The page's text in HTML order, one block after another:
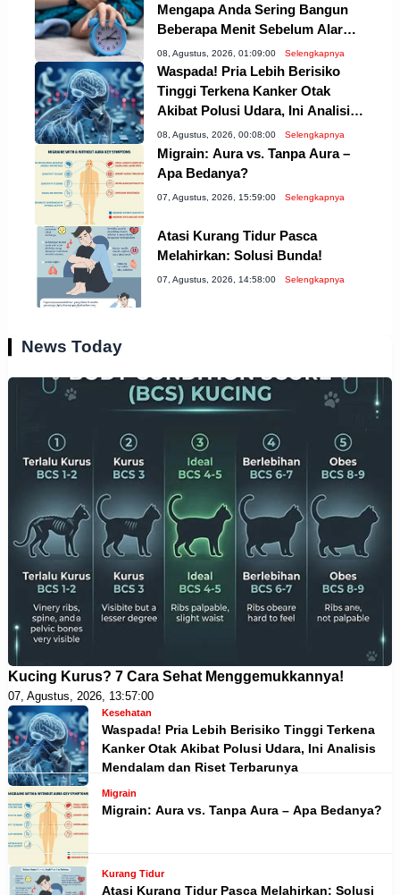
Mengapa Anda Sering Bangun
Beberapa Menit Sebelum Alarm
Bunyi? Ada Penjelasan
Ilmiahnya
08, Agustus, 2026, 01:09:00 Selengkapnya
Waspada! Pria Lebih Berisiko
Tinggi Terkena Kanker Otak
Akibat Polusi Udara, Ini Analisis
Mendalam dan Riset Terbarunya
08, Agustus, 2026, 00:08:00 Selengkapnya
Migrain: Aura vs. Tanpa Aura –
Apa Bedanya?
07, Agustus, 2026, 15:59:00 Selengkapnya
Atasi Kurang Tidur Pasca
Melahirkan: Solusi Bunda!
07, Agustus, 2026, 14:58:00 Selengkapnya
News Today
Kucing Kurus? 7 Cara Sehat Menggemukkannya!
07, Agustus, 2026, 13:57:00
Kesehatan
Waspada! Pria Lebih Berisiko Tinggi Terkena
Kanker Otak Akibat Polusi Udara, Ini Analisis
Mendalam dan Riset Terbarunya
Migrain
Migrain: Aura vs. Tanpa Aura – Apa Bedanya?
Kurang Tidur
Atasi Kurang Tidur Pasca Melahirkan: Solusi